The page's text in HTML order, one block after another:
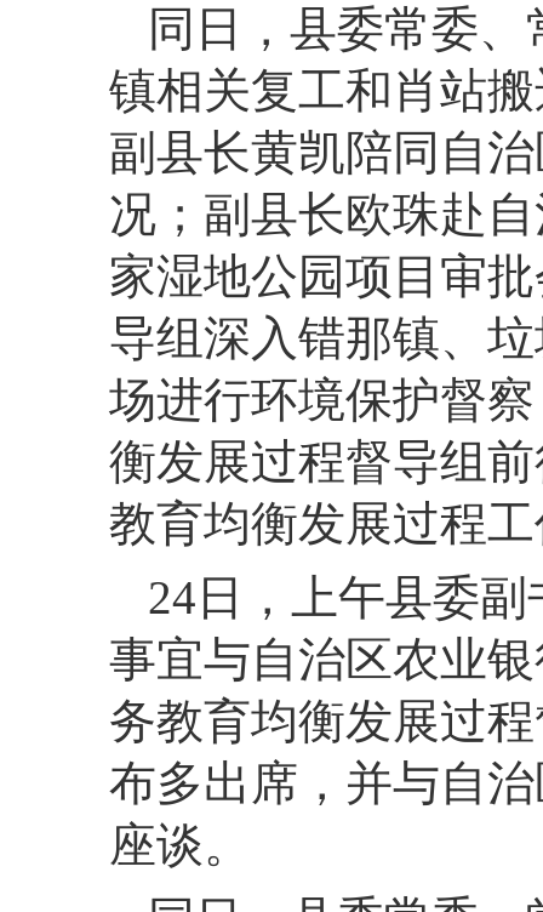
同日， 县委常委、
镇相关复工和肖站
副县长黄凯陪同自
况；副县长欧珠赴
家湿地公园项目审
导组深入错那镇、
场进行环境保护督
衡发展过程督导组
教育均衡发展过程
24日， 上午县委副
事宜与自治区农业
务教育均衡发展过
布多出席，并与自
座谈。